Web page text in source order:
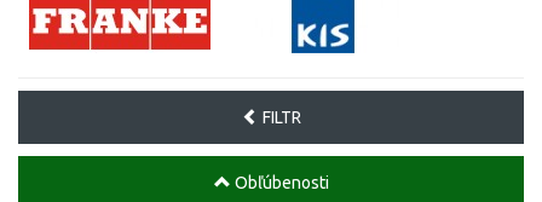
FILTR
Obľúbenosti